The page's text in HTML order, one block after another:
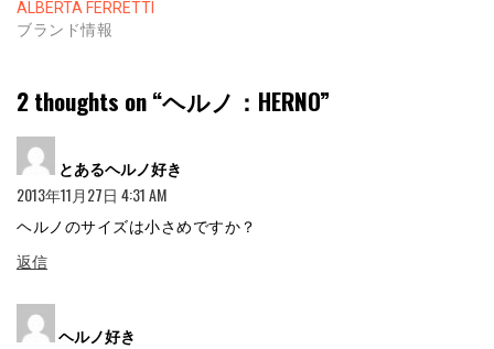
ALBERTA FERRETTI
ブランド情報
2 thoughts on “ヘルノ：HERNO”
とあるヘルノ好き
2013年11月27日 4:31 AM
ヘルノのサイズは小さめですか？
返信
ヘルノ好き